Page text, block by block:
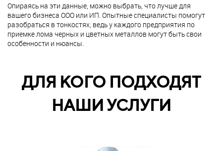
Опираясь на эти данные, можно выбрать, что лучше для
вашего бизнеса ООО или ИП. Опытные специалисты помогут
разобраться в тонкостях, ведь у каждого предприятия по
приемке лома черных и цветных металлов могут быть свои
особенности и нюансы.
ДЛЯ КОГО ПОДХОДЯТ
НАШИ УСЛУГИ